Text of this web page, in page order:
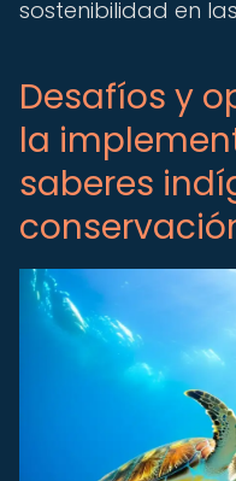
sostenibilidad en
Desafíos y
la
saberes